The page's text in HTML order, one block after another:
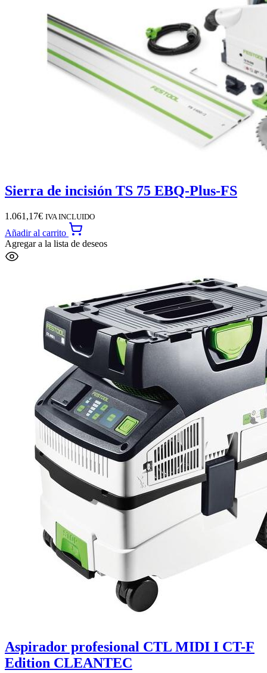
Sierra de incisión TS 75 EBQ-Plus-FS
1.061,17€ IVA INCLUIDO
Añadir al carrito
Agregar a la lista de deseos
Aspirador profesional CTL MIDI I CT-F
Edition CLEANTEC